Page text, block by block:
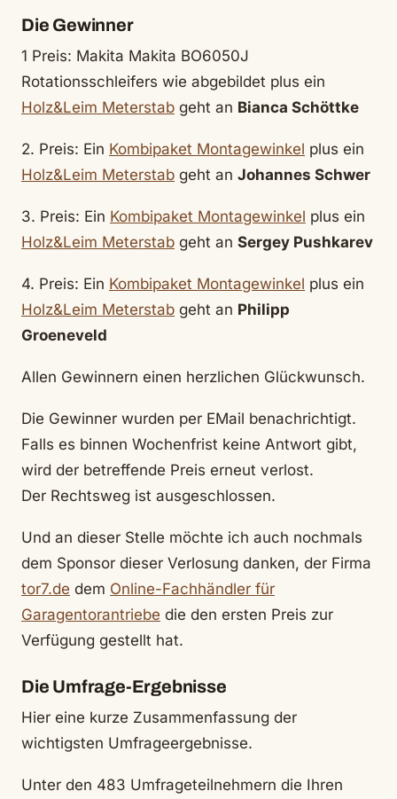
Die Gewinner
1 Preis: Makita Makita BO6050J
Rotationsschleifers wie abgebildet plus ein
Holz&Leim Meterstab geht an Bianca Schöttke
2. Preis: Ein Kombipaket Montagewinkel plus ein
Holz&Leim Meterstab geht an Johannes Schwer
3. Preis: Ein Kombipaket Montagewinkel plus ein
Holz&Leim Meterstab geht an Sergey Pushkarev
4. Preis: Ein Kombipaket Montagewinkel plus ein
Holz&Leim Meterstab geht an Philipp
Groeneveld
Allen Gewinnern einen herzlichen Glückwunsch.
Die Gewinner wurden per EMail benachrichtigt.
Falls es binnen Wochenfrist keine Antwort gibt,
wird der betreffende Preis erneut verlost.
Der Rechtsweg ist ausgeschlossen.
Und an dieser Stelle möchte ich auch nochmals
dem Sponsor dieser Verlosung danken, der Firma
tor7.de dem Online-Fachhändler für
Garagentorantriebe die den ersten Preis zur
Verfügung gestellt hat.
Die Umfrage-Ergebnisse
Hier eine kurze Zusammenfassung der
wichtigsten Umfrageergebnisse.
Unter den 483 Umfrageteilnehmern die Ihren